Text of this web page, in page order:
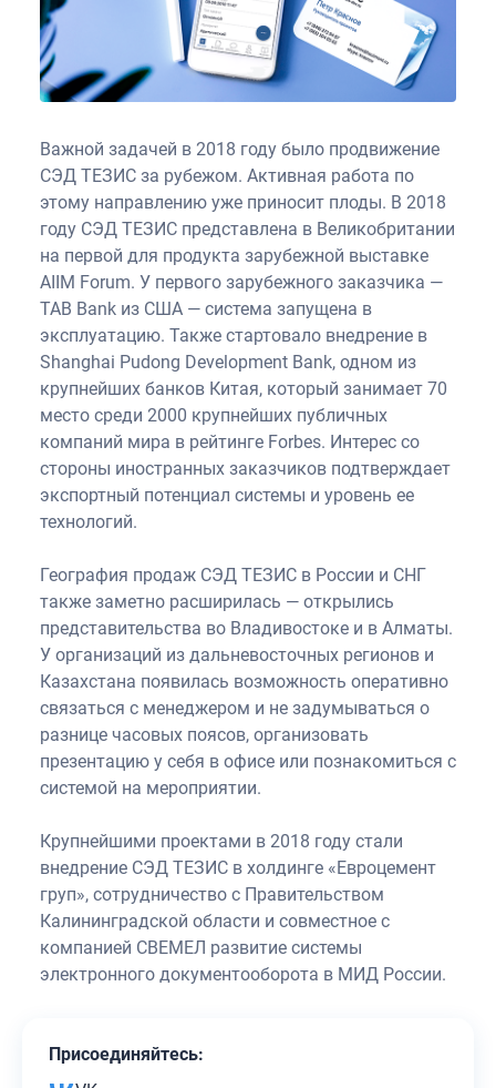
Важной задачей в 2018 году было продвижение
СЭД ТЕЗИС за рубежом. Активная работа по
этому направлению уже приносит плоды. В 2018
году СЭД ТЕЗИС представлена в Великобритании
на первой для продукта зарубежной выставке
AIIM Forum. У первого зарубежного заказчика —
TAB Bank из США — система запущена в
эксплуатацию. Также стартовало внедрение в
Shanghai Pudong Development Bank, одном из
крупнейших банков Китая, который занимает 70
место среди 2000 крупнейших публичных
компаний мира в рейтинге Forbes. Интерес со
стороны иностранных заказчиков подтверждает
экспортный потенциал системы и уровень ее
технологий.
География продаж СЭД ТЕЗИС в России и СНГ
также заметно расширилась — открылись
представительства во Владивостоке и в Алматы.
У организаций из дальневосточных регионов и
Казахстана появилась возможность оперативно
связаться с менеджером и не задумываться о
разнице часовых поясов, организовать
презентацию у себя в офисе или познакомиться с
системой на мероприятии.
Крупнейшими проектами в 2018 году стали
внедрение СЭД ТЕЗИС в холдинге «Евроцемент
груп», сотрудничество с Правительством
Калининградской области и совместное с
компанией СВЕМЕЛ развитие системы
электронного документооборота в МИД России.
Присоединяйтесь: